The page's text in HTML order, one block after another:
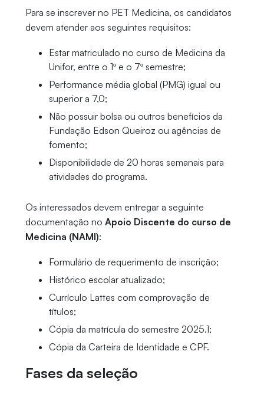
Para se inscrever no PET Medicina, os candidatos
devem atender aos seguintes requisitos:
Estar matriculado no curso de Medicina da
Unifor, entre o 1º e o 7º semestre;
Performance média global (PMG) igual ou
superior a 7,0;
Não possuir bolsa ou outros benefícios da
Fundação Edson Queiroz ou agências de
fomento;
Disponibilidade de 20 horas semanais para
atividades do programa.
Os interessados devem entregar a seguinte
documentação no Apoio Discente do curso de
Medicina (NAMI):
Formulário de requerimento de inscrição;
Histórico escolar atualizado;
Currículo Lattes com comprovação de
títulos;
Cópia da matrícula do semestre 2025.1;
Cópia da Carteira de Identidade e CPF.
Fases da seleção